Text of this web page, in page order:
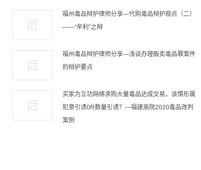
福州毒品辩护律师分享—代购毒品辩护观点（二）
——“牟利”之辩
福州毒品辩护律师分享—浅谈办理贩卖毒品罪案件
的辩护要点
买家为立功网络求购大量毒品达成交易，该情形属
犯意引诱0R数量引诱？—福建高院2020毒品改判
案例